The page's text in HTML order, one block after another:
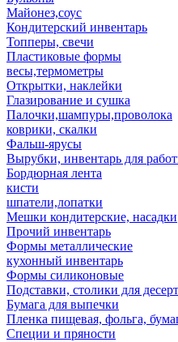
Майонез,соус
Кондитерский инвентарь
Топперы, свечи
Пластиковые формы
весы,термометры
Открытки, наклейки
Глазирование и сушка
Палочки,шампуры,проволока
коврики, скалки
Фальш-ярусы
Вырубки, инвентарь для
Бордюрная лента
кисти
шпатели,лопатки
Мешки кондитерские, насадки
Прочий инвентарь
Формы металлические
кухонный инвентарь
Формы силиконовые
Подставки, столики для
Бумага для выпечки
Пленка пищевая, фольга,
Специи и пряности